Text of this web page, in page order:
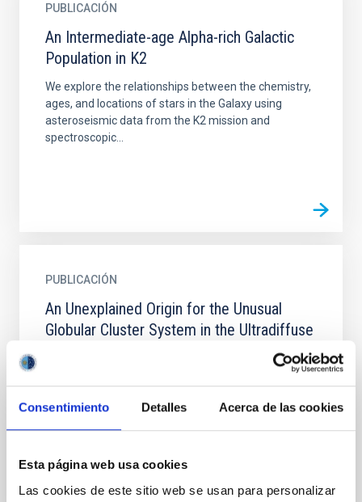
Consentimiento Detalles Acerca de las cookies
Esta página web usa cookies
Las cookies de este sitio web se usan para personalizar
PUBLICACIÓN
An Intermediate-age Alpha-rich Galactic
Population in K2
We explore the relationships between the chemistry,
ages, and locations of stars in the Galaxy using
asteroseismic data from the K2 mission and
spectroscopic...
PUBLICACIÓN
An Unexplained Origin for the Unusual
Globular Cluster System in the Ultradiffuse
(HST) imaging, motivated by peculiar properties of
its...